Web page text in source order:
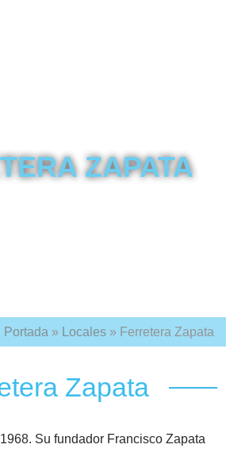
ZAPATA
Portada » Locales » Ferretera Zapata
Zapata
Su fundador Francisco Zapata